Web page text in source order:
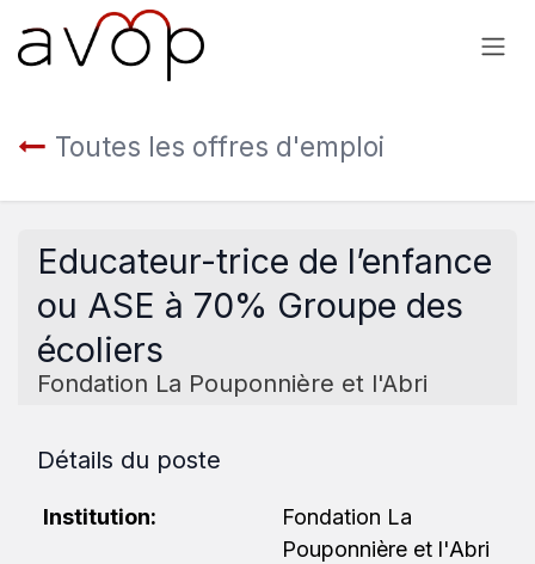
Se rendre au contenu
Toutes les offres d'emploi
Educateur-trice de l’enfance
ou ASE à 70% Groupe des
écoliers
Fondation La Pouponnière et l'Abri
Détails du poste
Institution:
Fondation La
Pouponnière et l'Abri